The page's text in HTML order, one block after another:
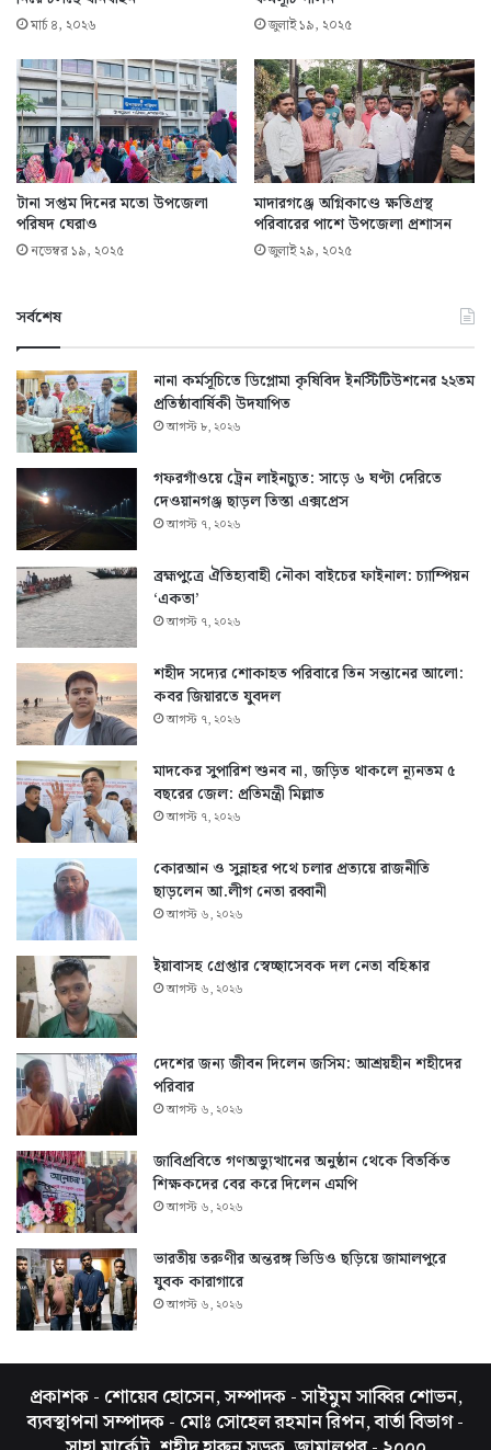
মার্চ ৪, ২০২৬ জুলাই ১৯, ২০২৫
টানা সপ্তম দিনের মতো উপজেলা
পরিষদ ঘেরাও
নভেম্বর ১৯, ২০২৫
মাদারগঞ্জে অগ্নিকাণ্ডে ক্ষতিগ্রস্থ
পরিবারের পাশে উপজেলা প্রশাসন
জুলাই ২৯, ২০২৫
সর্বশেষ
নানা কর্মসূচিতে ডিপ্লোমা কৃষিবিদ ইনস্টিটিউশনের ২২তম
প্রতিষ্ঠাবার্ষিকী উদযাপিত
আগস্ট ৮, ২০২৬
গফরগাঁওয়ে ট্রেন লাইনচ্যুত: সাড়ে ৬ ঘণ্টা দেরিতে
দেওয়ানগঞ্জ ছাড়ল তিস্তা এক্সপ্রেস
আগস্ট ৭, ২০২৬
ব্রহ্মপুত্রে ঐতিহ্যবাহী নৌকা বাইচের ফাইনাল: চ্যাম্পিয়ন
‘একতা’
আগস্ট ৭, ২০২৬
শহীদ সদ্যের শোকাহত পরিবারে তিন সন্তানের আলো:
কবর জিয়ারতে যুবদল
আগস্ট ৭, ২০২৬
মাদকের সুপারিশ শুনব না, জড়িত থাকলে ন্যূনতম ৫
বছরের জেল: প্রতিমন্ত্রী মিল্লাত
আগস্ট ৭, ২০২৬
কোরআন ও সুন্নাহর পথে চলার প্রত্যয়ে রাজনীতি
ছাড়লেন আ.লীগ নেতা রব্বানী
আগস্ট ৬, ২০২৬
ইয়াবাসহ গ্রেপ্তার স্বেচ্ছাসেবক দল নেতা বহিষ্কার
আগস্ট ৬, ২০২৬
দেশের জন্য জীবন দিলেন জসিম: আশ্রয়হীন শহীদের
পরিবার
আগস্ট ৬, ২০২৬
জাবিপ্রবিতে গণঅভ্যুত্থানের অনুষ্ঠান থেকে বিতর্কিত
শিক্ষকদের বের করে দিলেন এমপি
আগস্ট ৬, ২০২৬
ভারতীয় তরুণীর অন্তরঙ্গ ভিডিও ছড়িয়ে জামালপুরে
যুবক কারাগারে
আগস্ট ৬, ২০২৬
প্রকাশক - শোয়েব হোসেন, সম্পাদক - সাইমুম সাব্বির শোভন,
ব্যবস্থাপনা সম্পাদক - মোঃ সোহেল রহমান রিপন, বার্তা বিভাগ -